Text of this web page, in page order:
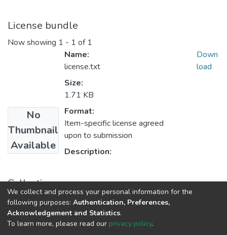
License bundle
Now showing 1 - 1 of 1
No
Thumbnail
Available
Name:
license.txt
Size:
1.71 KB
Format:
Item-specific license agreed
upon to submission
Description:
Down
load
Collections
3. Articole
DSpace software copyright © 2002-2026
We collect and process your personal information for the
following purposes: Authentication, Preferences,
Acknowledgement and Statistics.
To learn more, please read our privacy policy.